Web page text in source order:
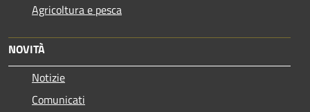
Agricoltura e pesca
NOVITÀ
Notizie
Comunicati